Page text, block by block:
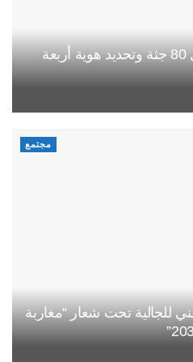
سلطات سبتة تعلن انتشال 80 جثة وتحديد هوية أربعة
مجتمع
للجالية تحت شعار “مغاربة